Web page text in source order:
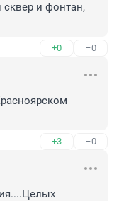
и фонтан,
+0 –0
+3 –0